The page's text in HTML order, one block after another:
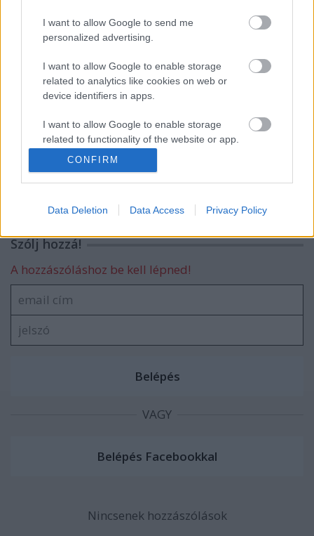
I want to allow Google to send me
personalized advertising.
I want to allow Google to enable storage
related to analytics like cookies on web or
device identifiers in apps.
I want to allow Google to enable storage
related to functionality of the website or app.
related to personalization.
I want to allow Google to enable storage
functionality and fraud prevention, and other
CONFIRM
Data Deletion Data Access Privacy Policy
Több változás is lesz az egyik hazai
kábeladó esti kínálatában
A vártnál hamarabb érkezik a népszerű
Szólj hozzá!
A hozzászóláshoz be kell lépned!
VAGY
Nincsenek hozzászólások